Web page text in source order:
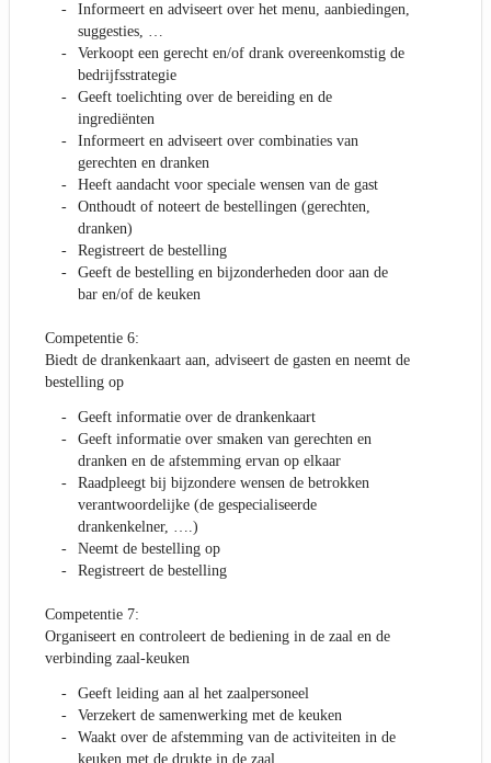
Informeert en adviseert over het menu, aanbiedingen,
suggesties, …
Verkoopt een gerecht en/of drank overeenkomstig de
bedrijfsstrategie
Geeft toelichting over de bereiding en de
ingrediënten
Informeert en adviseert over combinaties van
gerechten en dranken
Heeft aandacht voor speciale wensen van de gast
Onthoudt of noteert de bestellingen (gerechten,
dranken)
Registreert de bestelling
Geeft de bestelling en bijzonderheden door aan de
bar en/of de keuken
Competentie 6:
Biedt de drankenkaart aan, adviseert de gasten en neemt de
bestelling op
Geeft informatie over de drankenkaart
Geeft informatie over smaken van gerechten en
dranken en de afstemming ervan op elkaar
Raadpleegt bij bijzondere wensen de betrokken
verantwoordelijke (de gespecialiseerde
drankenkelner, ….)
Neemt de bestelling op
Registreert de bestelling
Competentie 7:
Organiseert en controleert de bediening in de zaal en de
verbinding zaal-keuken
Geeft leiding aan al het zaalpersoneel
Verzekert de samenwerking met de keuken
Waakt over de afstemming van de activiteiten in de
keuken met de drukte in de zaal